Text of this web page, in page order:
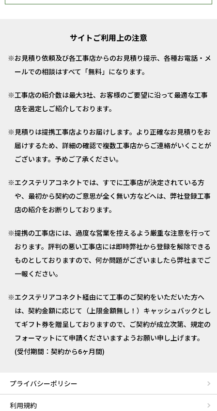
サイトご利用上の注意
お見積り依頼及び各工事店からのお見積り提示、各種お電話・メ
ールでの相談はすべて「無料」になります。
工事店の紹介数は最大3社、お客様のご要望に沿って最適な工事
店を選定しご紹介しております。
見積りは提携工事店よりお届けします。より正確なお見積りをお
届けするため、詳細の確認で複数工事店からご連絡がいくことが
ございます。予めご了承ください。
エクステリアコネクトでは、すでに工事店が決定されている方
や、最初から契約のご意思が全く無い方などへは、弊社登録工事
店の紹介をお断りしております。
提携の工事店には、過度な営業を控えるよう厳重な注意を行って
おります。評判の悪い工事店には即時弊社から登録を解除できる
ものとしておりますので、何か問題がございましたら弊社までご
一報ください。
エクステリアコネクト経由にて工事のご契約をいただいた方へ
は、契約金額に応じて（上限金額無し！）キャッシュバックとし
てギフト券を贈呈しておりますので、ご契約が成立次第、規定の
フォーマットにて申請くださいますようお願い申し上げます。
(受付期間：契約から6ヶ月間)
プライバシーポリシー
利用規約